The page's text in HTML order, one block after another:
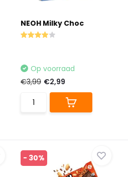
NEOH Milky Choc
Op voorraad
€3,99 €2,99
- 30%